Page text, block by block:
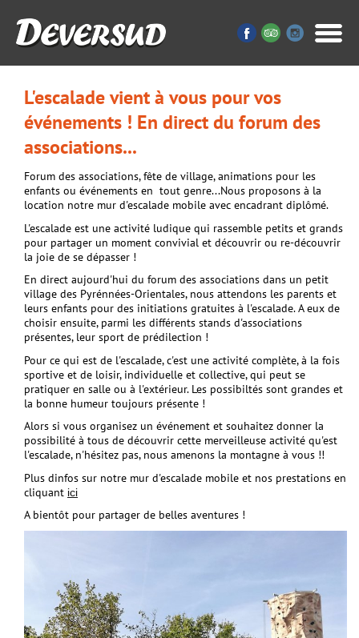
L'escalade vient à vous pour vos
événements ! En direct du forum des
associations...
Forum des associations, fête de village, animations pour les
enfants ou événements en tout genre...Nous proposons à la
location notre mur d'escalade mobile avec encadrant diplômé.
L'escalade est une activité ludique qui rassemble petits et grands
pour partager un moment convivial et découvrir ou re-découvrir
la joie de se dépasser !
En direct aujourd'hui du forum des associations dans un petit
village des Pyrénnées-Orientales, nous attendons les parents et
leurs enfants pour des initiations gratuites à l'escalade. A eux de
choisir ensuite, parmi les différents stands d'associations
présentes, leur sport de prédilection !
Pour ce qui est de l'escalade, c'est une activité complète, à la fois
sportive et de loisir, individuelle et collective, qui peut se
pratiquer en salle ou à l'extérieur. Les possibiltés sont grandes et
la bonne humeur toujours présente !
Alors si vous organisez un événement et souhaitez donner la
possibilité à tous de découvrir cette merveilleuse activité qu'est
l'escalade, n'hésitez pas, nous amenons la montagne à vous !!
Plus dinfos sur notre mur d'escalade mobile et nos prestations en
cliquant ici
A bientôt pour partager de belles aventures !